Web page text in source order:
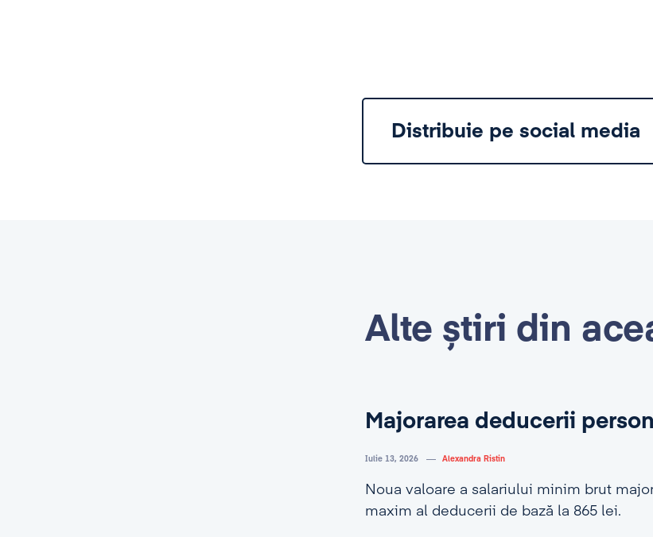
Distribuie pe social media
Alte știri din
Majorarea deducerii
Iulie 13, 2026 Alexandra Ristin
Noua valoare a salariului minim brut
maxim al deducerii de bază la 865 lei.